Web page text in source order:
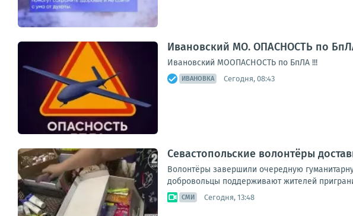
Ивановский МО. ОПАСНОСТЬ по
Ивановский МООПАСНОСТЬ по БпЛА !!!
ИВАНОВКА Сегодня, 08:43
Севастопольские волонтёры
Волонтёры завершили очередную
добровольцы поддерживают жителей
СМИ Сегодня, 13:48